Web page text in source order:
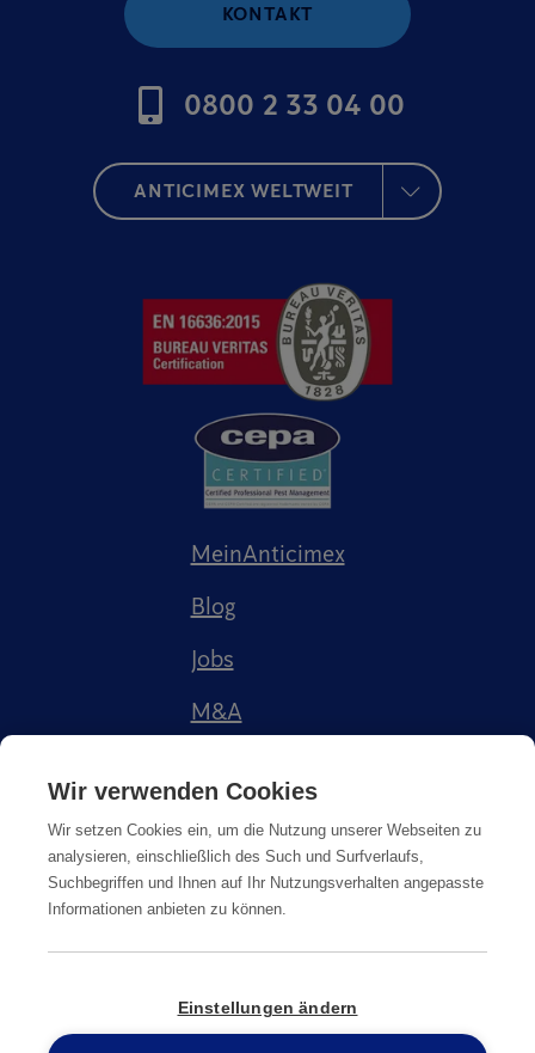
KONTAKT
0800 2 33 04 00
ANTICIMEX WELTWEIT
MeinAnticimex
Blog
Jobs
M&A
Cookie-Richtlinie
Wir verwenden Cookies
Wir setzen Cookies ein, um die Nutzung unserer Webseiten zu
analysieren, einschließlich des Such und Surfverlaufs,
Suchbegriffen und Ihnen auf Ihr Nutzungsverhalten angepasste
Informationen anbieten zu können.
Einstellungen ändern